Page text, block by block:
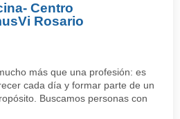
Centro
Rosario
más que una profesión: es
cada día y formar parte de un
Buscamos personas con